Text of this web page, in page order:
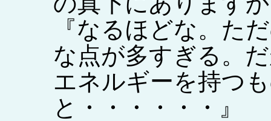
『なるほどな。た
な点が多すぎる。
エネルギーを持つ
と・・・・・・』